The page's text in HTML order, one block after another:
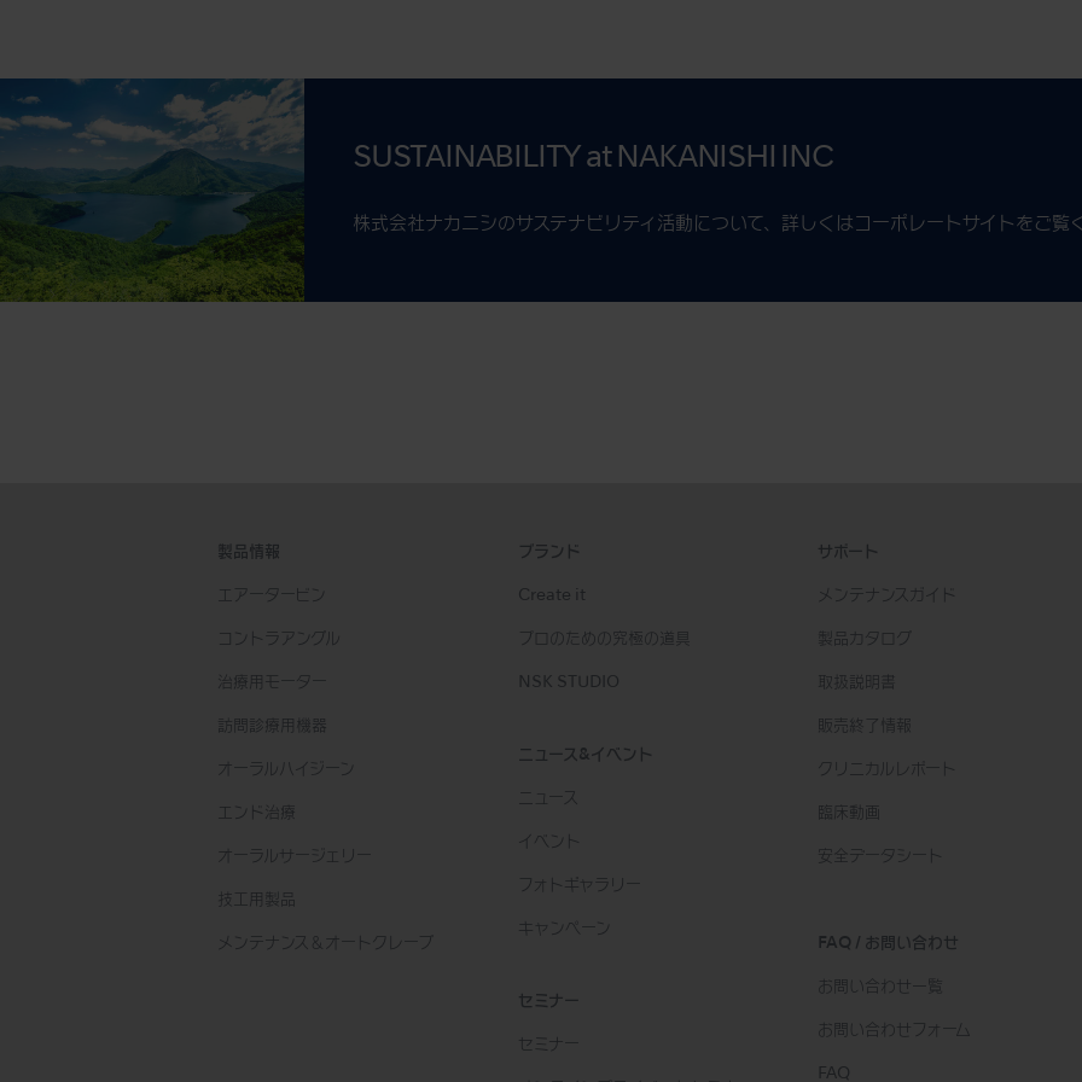
SUSTAINABILITY at NAKANISHI INC
株式会社ナカニシのサステナビリティ活動について、詳しくはコーポレートサイトをご覧
製品情報
エアータービン
コントラアングル
治療用モーター
訪問診療用機器
オーラルハイジーン
エンド治療
オーラルサージェリー
技工用製品
メンテナンス＆オートクレーブ
ブランド
Create it
プロのための究極の道具
NSK STUDIO
ニュース&イベント
ニュース
イベント
フォトギャラリー
キャンペーン
セミナー
セミナー
サポート
メンテナンスガイド
製品カタログ
取扱説明書
販売終了情報
クリニカルレポート
臨床動画
安全データシート
FAQ / お問い合わせ
お問い合わせ一覧
お問い合わせフォーム
FAQ